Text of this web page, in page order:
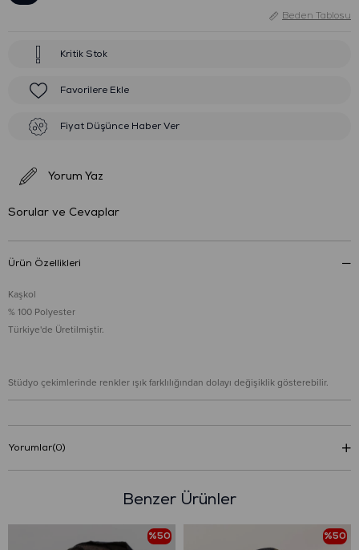
Beden Tablosu
Kritik Stok
Favorilere Ekle
Fiyat Düşünce Haber Ver
Yorum Yaz
Sorular ve Cevaplar
Ürün Özellikleri
Kaşkol
% 100 Polyester
Türkiye'de Üretilmiştir.
Stüdyo çekimlerinde renkler ışık farklılığından dolayı değişiklik gösterebilir.
Yorumlar(0)
Benzer Ürünler
%50 %50